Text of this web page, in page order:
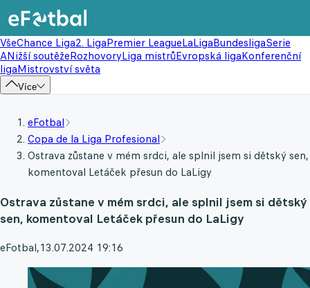
VšeChance Liga2. LigaPremier LeagueLaLigaBundesligaSerie
ANižší soutěžeRozhovoryLiga mistrůEvropská ligaKonferenční
ligaMistrovství světa
Více
eFotbal
Copa de la Liga Profesional
Ostrava zůstane v mém srdci, ale splnil jsem si dětský sen,
komentoval Letáček přesun do LaLigy
Ostrava zůstane v mém srdci, ale splnil jsem si dětský
sen, komentoval Letáček přesun do LaLigy
eFotbal,13.07.2024 19:16